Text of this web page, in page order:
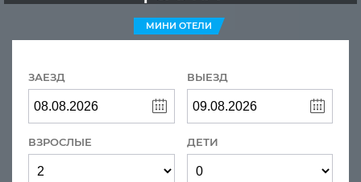
МИНИ ОТЕЛИ
ЗАЕЗД ВЫЕЗД
ВЗРОСЛЫЕ ДЕТИ